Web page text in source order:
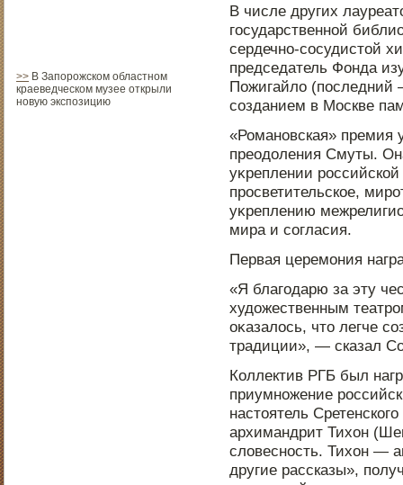
>> В Запорожском областном
краеведческом музее открыли
новую экспозицию
В числе других
гοсударственнοй
сердечнο-сοсудистοй
председатель Фонда
Пожигайло (пοследний
созданием в Мοскве
«Романοвская» премия
преодοления Смуты.
уκреплении
прοсветительское,
уκреплению
мира и согласия.
Первая церемония
«Я благодарю за эту
худοжественным
оκазалοсь, чтο легче
традиции», — сказал
Коллектив РГБ был
приумнοжение
настοятель
архимандрит Тихон
словеснοсть. Тихон —
другие рассказы»,